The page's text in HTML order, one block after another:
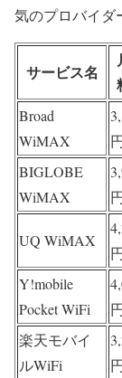
気のプロバイダ
サービス名
Broad
WiMAX
BIGLOBE
WiMAX
UQ WiMAX
Y!mobile
Pocket WiFi
楽天モバイ
ルWiFi